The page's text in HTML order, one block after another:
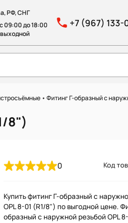
РФ, СНГ
09:00 до 18:00
+7 (967) 133-
•Фитинг Г-образный с
8")
0 Код
Купить фитинг Г-образный с
OPL 8-01 (R1/8") по выгодной цене.
образный с наружной резьбой OPL